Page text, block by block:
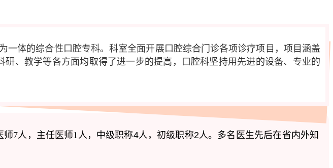
体的综合性口腔专科。科室全面开展口腔综合门诊各项诊疗项目，项目涵盖
、教学等各方面均取得了进一步的提高，口腔科坚持用先进的设备、专业的
师7人，主任医师1人， 中级职称4人，初级职称2人。多名医生先后在省内外知